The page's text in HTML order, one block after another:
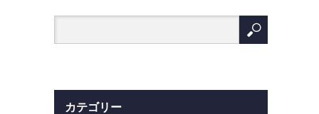
カテゴリー